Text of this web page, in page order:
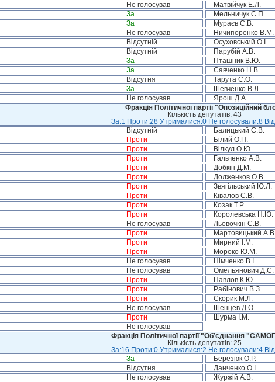
Не голосував Матвійчук Е.Л.
За Мельничук С.П.
За Мураєв Є.В.
Не голосував Ничипоренко В.М.
Відсутній Осуховський О.І.
Відсутній Парубій А.В.
За Пташник В.Ю.
За Савченко Н.В.
Відсутня Тарута С.О.
За Шевченко В.Л.
Не голосував Ярош Д.А.
Фракція Політичної партії "Опозиційний
Кількість депутатів: 43
За:1 Проти:28 Утрималися:0 Не голосували:8
Відсутній Балицький Є.В.
Проти Білий О.П.
Проти Вілкул О.Ю.
Проти Гальченко А.В.
Проти Добкін Д.М.
Проти Долженков О.В.
Проти Звягільський Ю.Л.
Проти Ківалов С.В.
Проти Козак Т.Р.
Проти Королевська Н.Ю.
Не голосував Льовочкін С.В.
Проти Мартовицький
Проти Мирний І.М.
Проти Мороко Ю.М.
Не голосував Німченко В.І.
Не голосував Омельянович Д.С.
Проти Павлов К.Ю.
Проти Рабінович В.З.
Проти Скорик М.Л.
Не голосував Шенцев Д.О.
Проти Шурма І.М.
Не голосував
Фракція Політичної партії "Об’єднання
Кількість депутатів: 25
За:16 Проти:0 Утрималися:2 Не голосували:4
За Березюк О.Р.
Відсутня Данченко О.І.
Не голосував Журжій А.В.